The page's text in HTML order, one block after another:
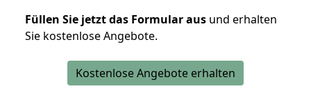
Füllen Sie jetzt das Formular aus und erhalten
Sie kostenlose Angebote.
Kostenlose Angebote erhalten